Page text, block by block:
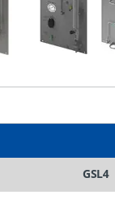
GSL4